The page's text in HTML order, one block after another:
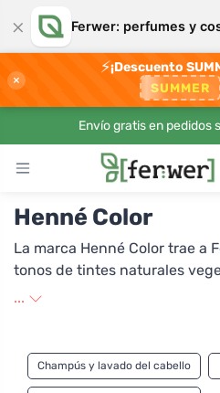
× Ferwer: perfumes y
×
⚡¡Descuento
SUMMER
Envío gratis en pedidos
Henné Color
La marca Henné Color trae a
tonos de tintes naturales
henna. La henna no sólo
seguir exactamente el
envase del producto.
...
Champús y lavado del cabello